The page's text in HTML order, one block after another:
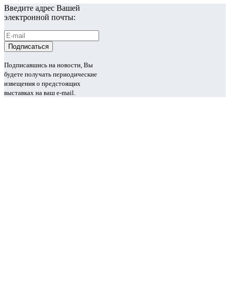
Введите адрес Вашей
электронной почты:
Подписавшись на новости, Вы
будете получать периодические
извещения о предстоящих
выставках на ваш e-mail.